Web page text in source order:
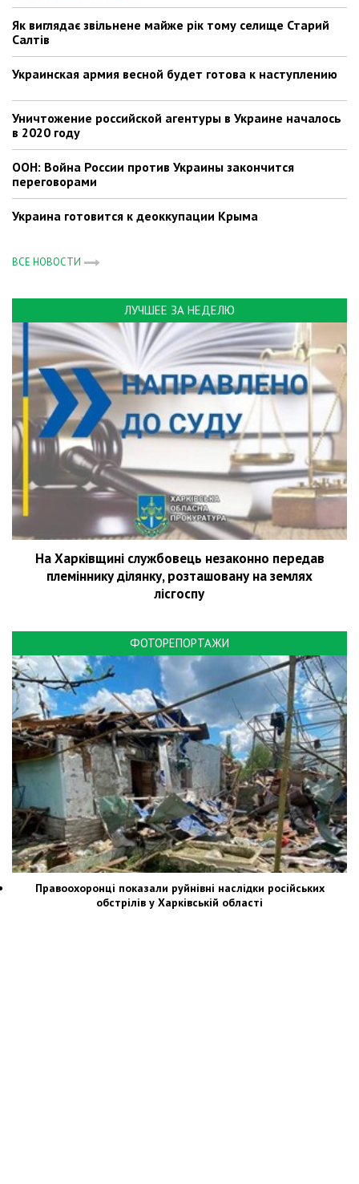
Як виглядає звільнене майже рік тому селище Старий
Салтів
Украинская армия весной будет готова к наступлению
Уничтожение российской агентуры в Украине началось
в 2020 году
ООН: Война России против Украины закончится
переговорами
Украина готовится к деоккупации Крыма
ВСЕ НОВОСТИ
ЛУЧШЕЕ ЗА НЕДЕЛЮ
На Харківщині службовець незаконно передав
племіннику ділянку, розташовану на землях
лісгоспу
ФОТОРЕПОРТАЖИ
Правоохоронці показали руйнівні наслідки російських
обстрілів у Харківській області